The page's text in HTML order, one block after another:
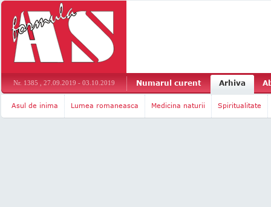
Nr. 1385 , 27.09.2019 - 03.10.2019 Numarul curent Arhiva
Asul de inima Lumea romaneasca Medicina naturii Spiritualitate